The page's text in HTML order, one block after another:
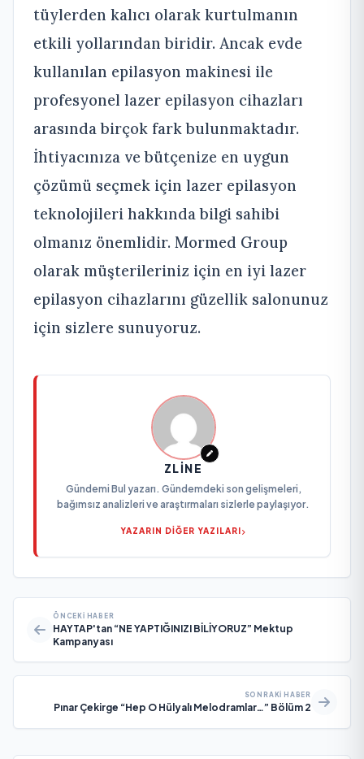
tüylerden kalıcı olarak kurtulmanın
etkili yollarından biridir. Ancak evde
kullanılan epilasyon makinesi ile
profesyonel lazer epilasyon cihazları
arasında birçok fark bulunmaktadır.
İhtiyacınıza ve bütçenize en uygun
çözümü seçmek için lazer epilasyon
teknolojileri hakkında bilgi sahibi
olmanız önemlidir. Mormed Group
olarak müşterileriniz için en iyi lazer
epilasyon cihazlarını güzellik salonunuz
için sizlere sunuyoruz.
ZLINE
Gündemi Bul yazarı. Gündemdeki son gelişmeleri,
bağımsız analizleri ve araştırmaları sizlerle paylaşıyor.
YAZARIN DİĞER YAZILARI
ÖNCEKI HABER
HAYTAP'tan “NE YAPTIĞINIZI BİLİYORUZ” Mektup
Kampanyası
SONRAKI HABER
Pınar Çekirge “Hep O Hülyalı Melodramlar…” Bölüm 2